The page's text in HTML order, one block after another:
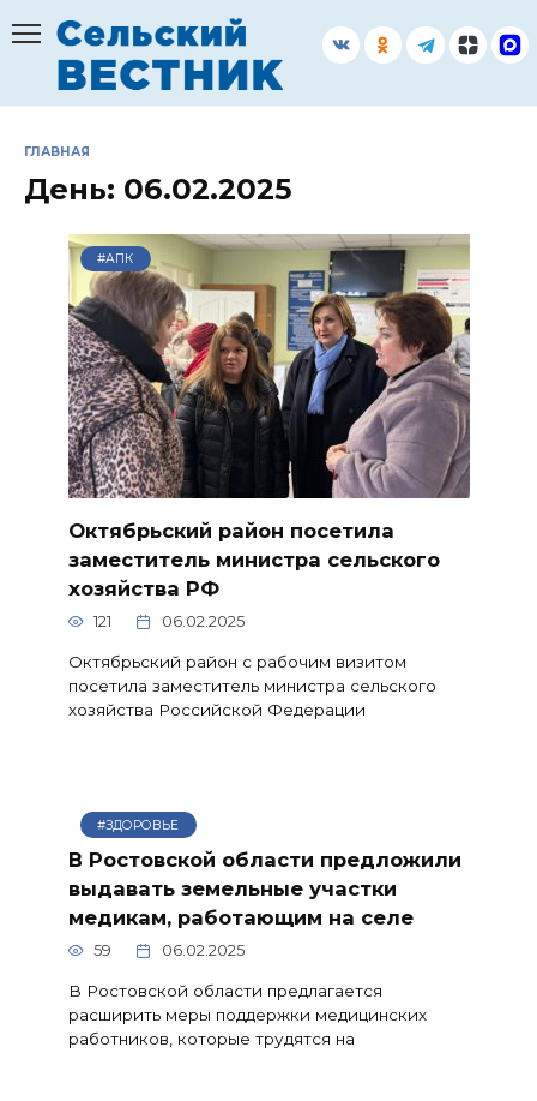
содержанию
ГЛАВНАЯ
День: 06.02.2025
#АПК
Октябрьский район посетила
заместитель министра сельского
хозяйства РФ
121 06.02.2025
Октябрьский район с рабочим визитом
посетила заместитель министра сельского
хозяйства Российской Федерации
#ЗДОРОВЬЕ
В Ростовской области предложили
выдавать земельные участки
медикам, работающим на селе
59 06.02.2025
В Ростовской области предлагается
расширить меры поддержки медицинских
работников, которые трудятся на